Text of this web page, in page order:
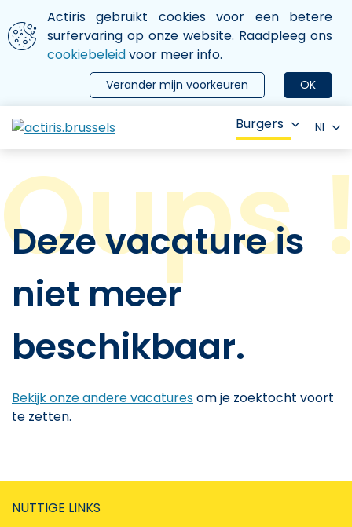
Aller au contenu principal
We gebruiken cookies
Actiris gebruikt cookies voor een betere
surfervaring op onze website. Raadpleeg ons
cookiebeleidvoor meer info.
OK
Verander mijn voorkeuren
le menu
Burgers Nl
Deze vacature is
niet meer
beschikbaar.
Bekijk onze andere vacaturesom je zoektocht voort
te zetten.
NUTTIGE LINKS